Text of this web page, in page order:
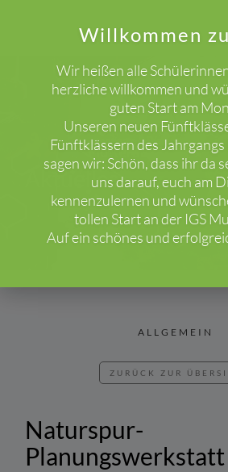
Willkommen
Wir heißen alle
herzliche willkommen und
guten Start am
Unseren neuen
Fünftklässern des
sagen wir: Schön, dass ihr da
uns darauf, euch am
kennenzulernen und
tollen Start an der IGS
Auf ein schönes und
Aktuelles HOME
ALLGEMEIN
ZURÜCK ZUR
Naturspur-
Planungswerkstatt